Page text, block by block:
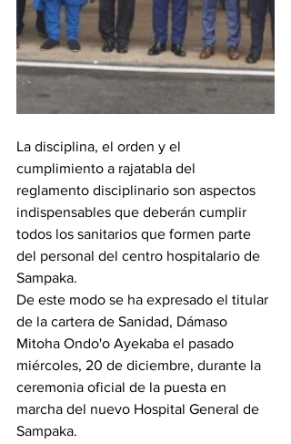
La disciplina, el orden y el
cumplimiento a rajatabla del
reglamento disciplinario son aspectos
indispensables que deberán cumplir
todos los sanitarios que formen parte
del personal del centro hospitalario de
Sampaka.
De este modo se ha expresado el titular
de la cartera de Sanidad, Dámaso
Mitoha Ondo'o Ayekaba el pasado
miércoles, 20 de diciembre, durante la
ceremonia oficial de la puesta en
marcha del nuevo Hospital General de
Sampaka.